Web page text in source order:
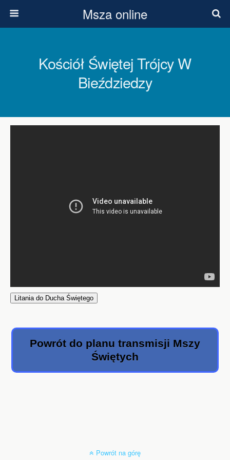
Msza online
Kościół Świętej Trójcy W
Bieździedzy
Litania do Ducha Świętego
Powrót do planu transmisji Mszy
Świętych
Powrót na górę